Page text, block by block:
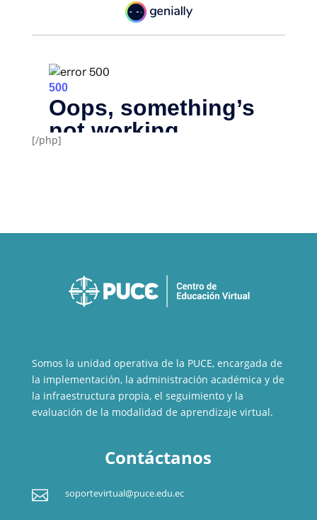
[/php]
Somos la unidad operativa de la PUCE, encargada de
la implementación, la administración académica y de
la infraestructura propia, el seguimiento y la
evaluación de la modalidad de aprendizaje virtual.
Contáctanos
 soportevirtual@puce.edu.ec